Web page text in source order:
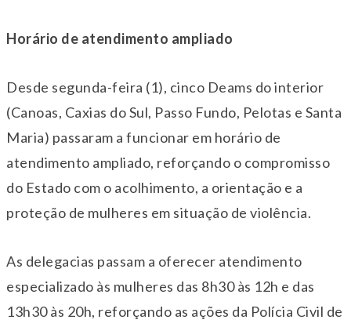
Horário de atendimento ampliado
Desde segunda-feira (1), cinco Deams do interior
(Canoas, Caxias do Sul, Passo Fundo, Pelotas e Santa
Maria) passaram a funcionar em horário de
atendimento ampliado, reforçando o compromisso
do Estado com o acolhimento, a orientação e a
proteção de mulheres em situação de violência.
As delegacias passam a oferecer atendimento
especializado às mulheres das 8h30 às 12h e das
13h30 às 20h, reforçando as ações da Polícia Civil de